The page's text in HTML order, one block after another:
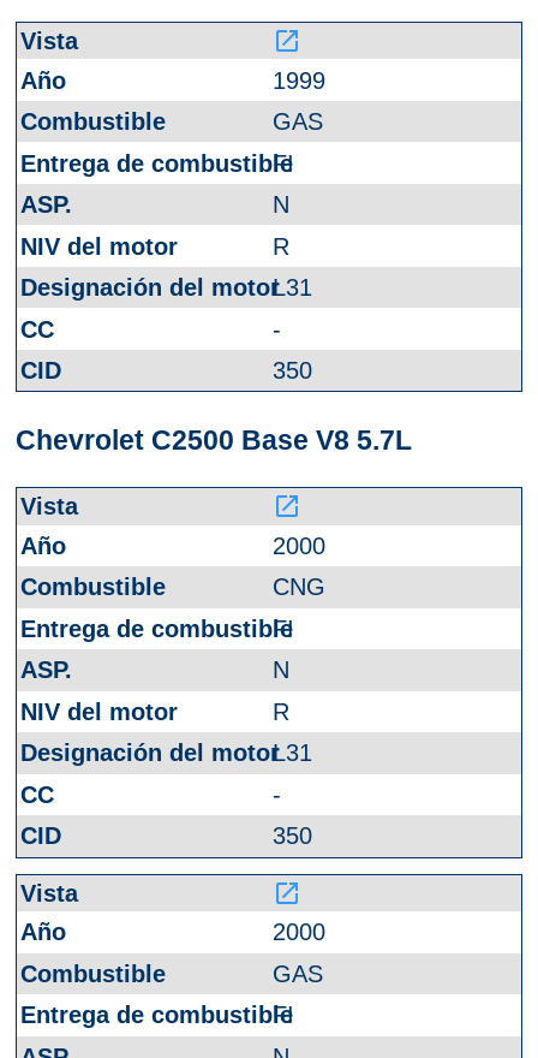
launch
1999
GAS
FI
N
R
L31
-
350
Chevrolet C2500 Base V8 5.7L
launch
2000
CNG
FI
N
R
L31
-
350
launch
2000
GAS
FI